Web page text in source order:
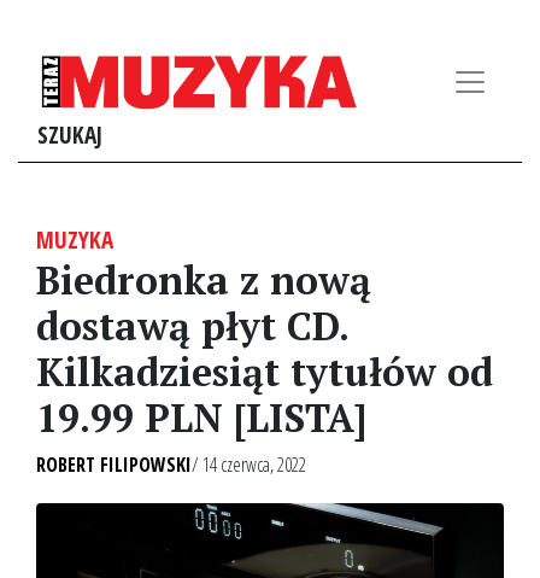
SZUKAJ
MUZYKA
Biedronka z nową
dostawą płyt CD.
Kilkadziesiąt tytułów od
19.99 PLN [LISTA]
ROBERT FILIPOWSKI/ 14 czerwca, 2022